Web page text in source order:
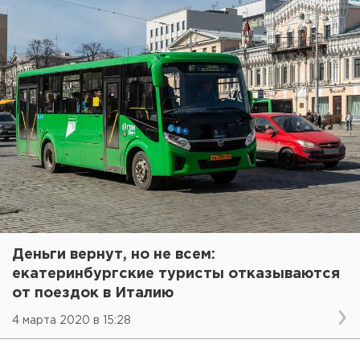
Деньги вернут, но не всем:
екатеринбургские туристы отказываются
от поездок в Италию
4 марта 2020 в 15:28